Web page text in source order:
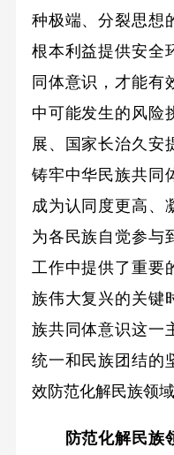
种极端、分裂思想
根本利益提供安全
同体意识，才能有
中可能发生的风险
展、国家长治久安
铸牢中华民族共同
成为认同度更高、
为各民族自觉参与
工作中提供了重要
族伟大复兴的关键
族共同体意识这一
统一和民族团结的
效防范化解民族领域
防范化解民族